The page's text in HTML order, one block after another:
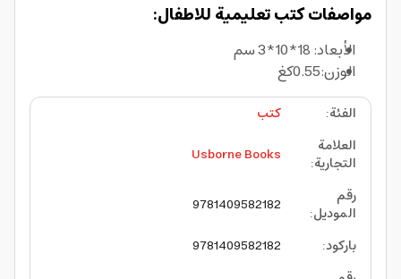
مواصفات كتب تعليمية للاطفال:
الأبعاد: 18*10*3 سم
الوزن:0.55كغ
الفئة:
كتب
العلامة
التجارية:
Usborne Books
رقم
الموديل:
9781409582182
باركود:
9781409582182